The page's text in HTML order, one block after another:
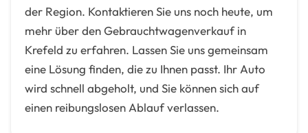
der Region. Kontaktieren Sie uns noch heute, um
mehr über den Gebrauchtwagenverkauf in
Krefeld zu erfahren. Lassen Sie uns gemeinsam
eine Lösung finden, die zu Ihnen passt. Ihr Auto
wird schnell abgeholt, und Sie können sich auf
einen reibungslosen Ablauf verlassen.